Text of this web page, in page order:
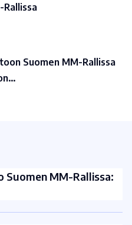
Rallissa
Suomen MM-Rallissa
Suomen MM-Rallissa: